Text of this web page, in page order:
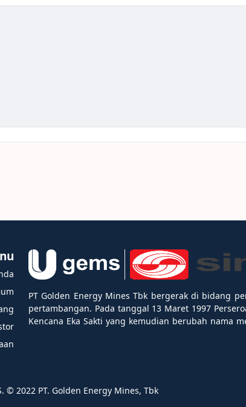
PT Golden Energy Mines Tbk bergerak di bidang
pertambangan. Pada tanggal 13 Maret 1997
Kencana Eka Sakti yang kemudian berubah nama
©️ 2022 PT. Golden Energy Mines, Tbk.